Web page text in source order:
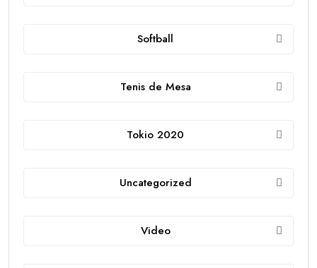
Softball
Tenis de Mesa
Tokio 2020
Uncategorized
Video